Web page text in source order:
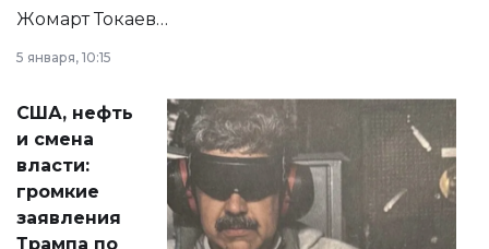
Жомарт Токаев
сразу несколько
актуальных тем —
от слухов о
политических
реформах до
вопросов армии,
экономики и
5 января, 10:15
США, нефть
и смена
власти:
громкие
заявления
Трампа по